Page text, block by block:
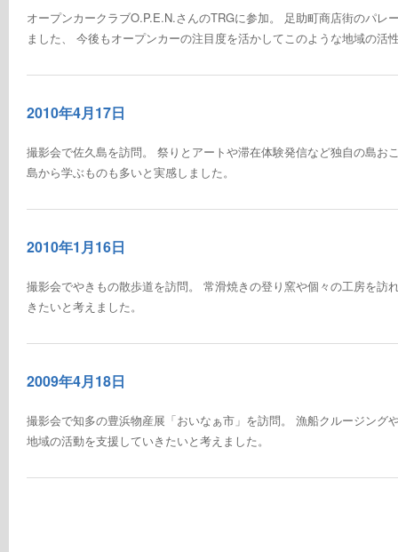
オープンカークラブO.P.E.N.さんのTRGに参加。 足助町商店街のパレ
ました、 今後もオープンカーの注目度を活かしてこのような地域の活
2010年4月17日
撮影会で佐久島を訪問。 祭りとアートや滞在体験発信など独自の島お
島から学ぶものも多いと実感しました。
2010年1月16日
撮影会でやきもの散歩道を訪問。 常滑焼きの登り窯や個々の工房を訪
きたいと考えました。
2009年4月18日
撮影会で知多の豊浜物産展「おいなぁ市」を訪問。 漁船クルージング
地域の活動を支援していきたいと考えました。